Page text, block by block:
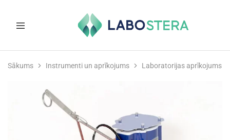
un
Sākums Instrumenti un aprīkojums Laboratorijas aprīkojums